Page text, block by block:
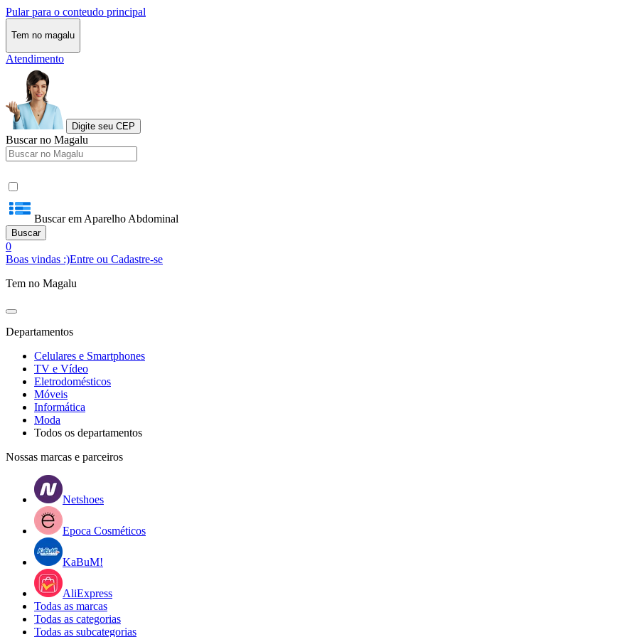
Pular para o conteudo principal
Tem no magalu
Atendimento
Digite seu CEP
Buscar no Magalu
Buscar em Aparelho Abdominal
Buscar
0
Boas vindas :)Entre ou Cadastre-se
Tem no Magalu
Departamentos
Celulares e Smartphones
TV e Vídeo
Eletrodomésticos
Móveis
Informática
Moda
Todos os departamentos
Nossas marcas e parceiros
Netshoes
Epoca Cosméticos
KaBuM!
AliExpress
Todas as marcas
Todas as categorias
Todas as subcategorias